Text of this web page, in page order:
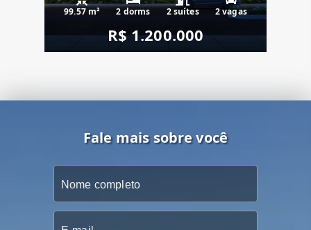
99.57 m² 2 dorms 2 suítes 2 vagas
R$ 1.200.000
Fale mais sobre você